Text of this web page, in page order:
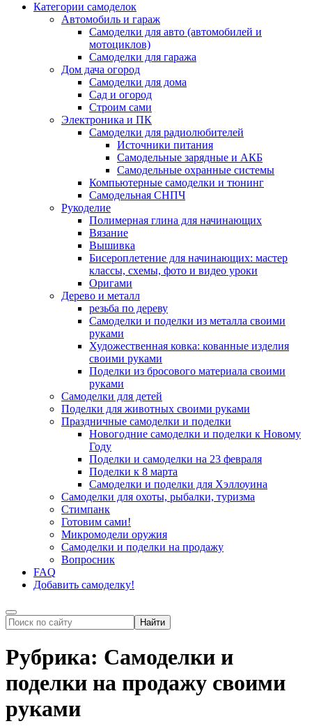
Категории самоделок
Автомобиль и гараж
Самоделки для авто (автомобилей и
мотоциклов)
Самоделки для гаража
Дом дача огород
Самоделки для дома
Сад и огород
Строим сами
Электроника и ПК
Самоделки для радиолюбителей
Источники питания
Самодельные зарядные и АКБ
Самодельные охранные системы
Компьютерные самоделки и тюнинг
Самодельная СНПЧ
Рукоделие
Полимерная глина для начинающих
Вязание
Вышивка
Бисероплетение для начинающих: мастер
классы, схемы, фото и видео уроки
Оригами
Дерево и металл
резьба по дереву
Самоделки и поделки из металла своими
руками
Художественная ковка: кованные изделия
своими руками
Поделки из бросового материала своими
руками
Самоделки для детей
Поделки для животных своими руками
Праздничные самоделки и поделки
Новогодние самоделки и поделки к Новому
Году
Поделки и самоделки на 23 февраля
Поделки к 8 марта
Самоделки и поделки для Хэллоуина
Самоделки для охоты, рыбалки, туризма
Стимпанк
Готовим сами!
Микромодели оружия
Самоделки и поделки на продажу
Вопросник
FAQ
Добавить самоделку!
Рубрика: Самоделки и
поделки на продажу своими
руками